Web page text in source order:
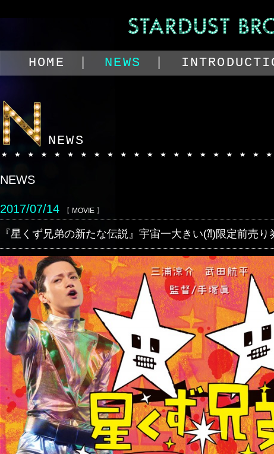
HOME NEWS
NEWS
NEWS
2017/07/14 【 MOVIE 】
『星くず兄弟の新たな伝説』宇宙一大きい(⁈)限定前売り